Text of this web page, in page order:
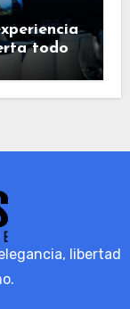
todos
libertad